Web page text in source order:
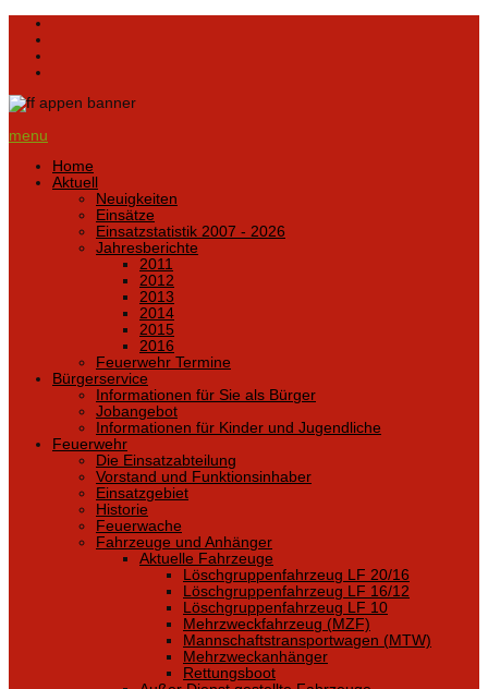
menu
Home
Aktuell
Neuigkeiten
Einsätze
Einsatzstatistik 2007 - 2026
Jahresberichte
2011
2012
2013
2014
2015
2016
Feuerwehr Termine
Bürgerservice
Informationen für Sie als Bürger
Jobangebot
Informationen für Kinder und Jugendliche
Feuerwehr
Die Einsatzabteilung
Vorstand und Funktionsinhaber
Einsatzgebiet
Historie
Feuerwache
Fahrzeuge und Anhänger
Aktuelle Fahrzeuge
Löschgruppenfahrzeug LF 20/16
Löschgruppenfahrzeug LF 16/12
Löschgruppenfahrzeug LF 10
Mehrzweckfahrzeug (MZF)
Mannschaftstransportwagen (MTW)
Mehrzweckanhänger
Rettungsboot